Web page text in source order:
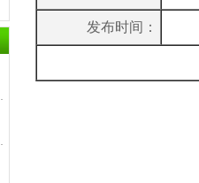
发布时间：